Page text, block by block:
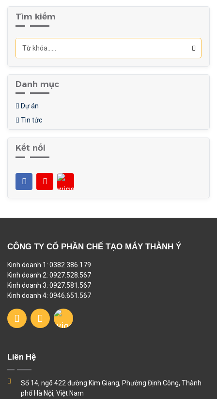
Tìm kiếm
Danh mục
Dự án
Tin tức
Kết nối
CÔNG TY CỔ PHẦN CHẾ TẠO MÁY THÀNH Ý
Kinh doanh 1: 0382.386.179
Kinh doanh 2: 0927.528.567
Kinh doanh 3: 0927.581.567
Kinh doanh 4: 0946.651.567
Liên Hệ
Số 14, ngõ 422 đường Kim Giang, Phường Định Công, Thành
phố Hà Nội, Việt Nam